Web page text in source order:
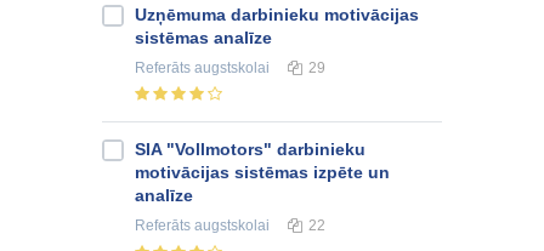
Uzņēmuma darbinieku motivācijas
sistēmas analīze
Referāts augstskolai 29
SIA "Vollmotors" darbinieku
motivācijas sistēmas izpēte un
analīze
Referāts augstskolai 22